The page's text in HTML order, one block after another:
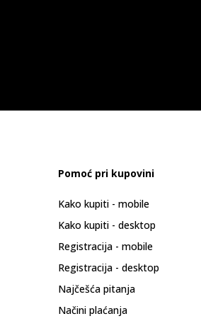
Pomoć pri kupovini
Kako kupiti - mobile
Kako kupiti - desktop
Registracija - mobile
Registracija - desktop
Najčešća pitanja
Načini plaćanja